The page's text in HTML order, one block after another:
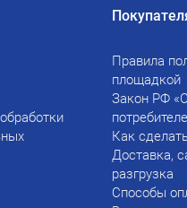
Правила
площадкой
Закон РФ
Как
Доставка,
разгрузка
Способы